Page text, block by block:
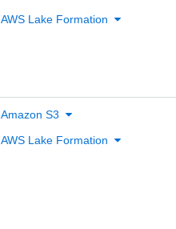
AWS Lake Formation
Amazon S3
AWS Lake Formation